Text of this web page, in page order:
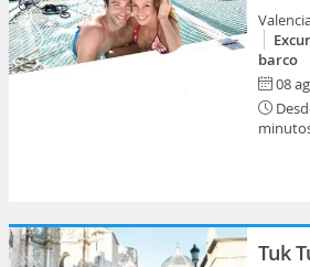
barco
08
Tuk